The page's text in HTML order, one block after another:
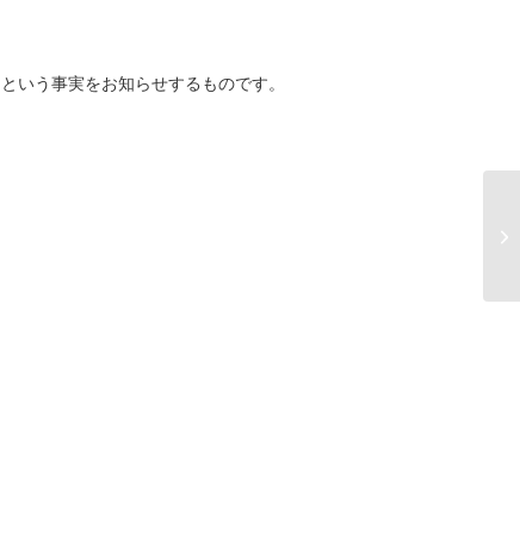
う事実をお知らせするものです。